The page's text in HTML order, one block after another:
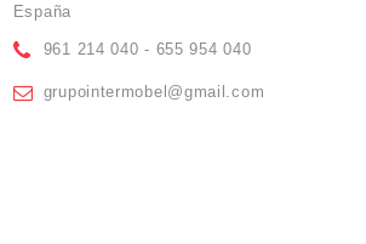
España
961 214 040 - 655 954 040
grupointermobel@gmail.com